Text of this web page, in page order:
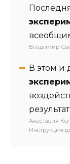
Владимир
В этом и
Анастасия
Инструкция